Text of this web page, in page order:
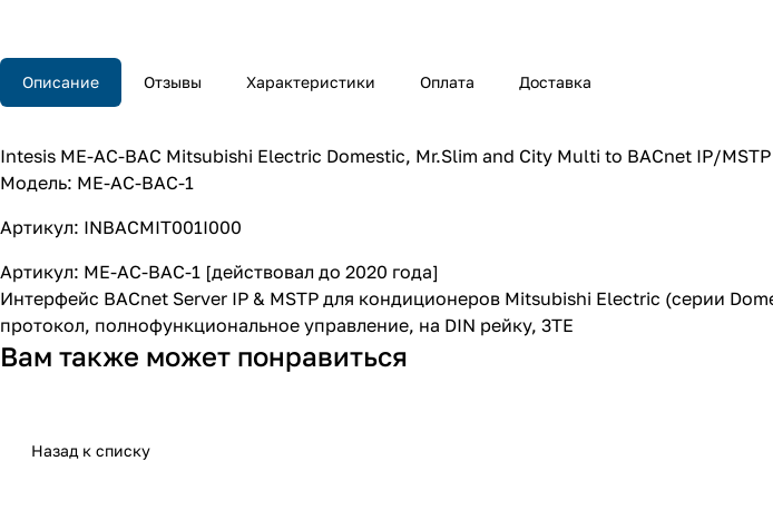
Описание Отзывы Характеристики Оплата Доставка
Intesis ME-AC-BAC Mitsubishi Electric Domestic, Mr.Slim and City Multi to BACnet IP/
Модель: ME-AC-BAC-1
Артикул: INBACMIT001I000
Артикул: ME-AC-BAC-1 [действовал до 2020 года]
Интерфейс BACnet Server IP & MSTP для кондиционеров Mitsubishi Electric (серии
протокол, полнофункциональное управление, на DIN рейку, 3TE
Вам также может понравиться
Назад к списку